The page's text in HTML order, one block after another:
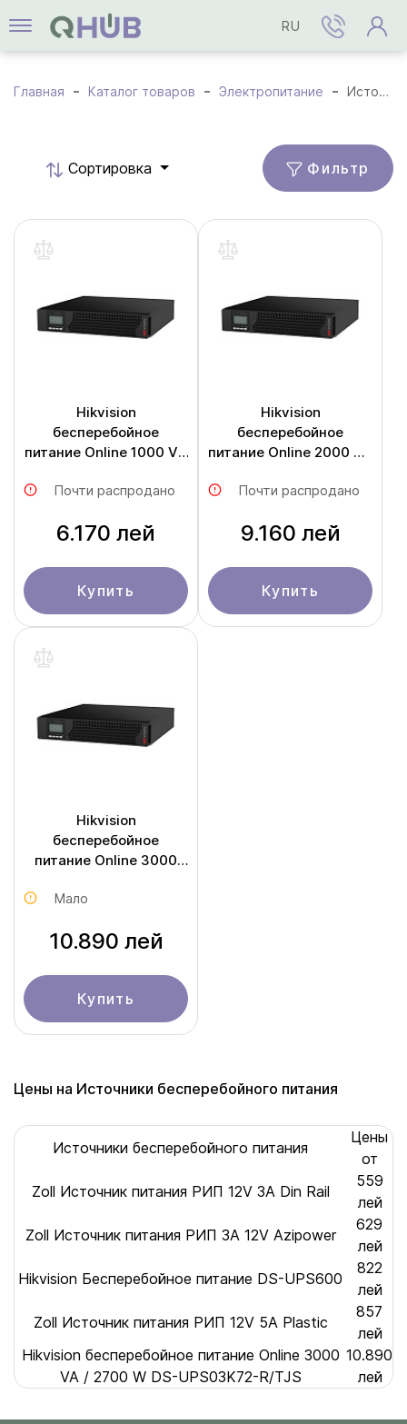
RU
Главная Каталог товаров Электропитание Источники бесперебойного питания
Cортировка Фильтр
Hikvision
бесперебойное
питание Online 1000 VA
R/TJS
Почти распродано
6.170 лей
Купить
Hikvision
бесперебойное
питание Online 2000 VA
R/TJS
Почти распродано
9.160 лей
Купить
Hikvision
бесперебойное
питание Online 3000
UPS03K72-R/TJS
Мало
10.890 лей
Купить
Цены на Источники бесперебойного питания
Источники бесперебойного питания
Цены
от
Zoll Источник питания РИП 12V 3A Din Rail
559
лей
Zoll Источник питания РИП 3А 12V Azipower
629
лей
Hikvision Бесперебойное питание DS-UPS600
822
лей
Zoll Источник питания РИП 12V 5A Plastic
857
лей
Hikvision бесперебойное питание Online 3000
VA / 2700 W DS-UPS03K72-R/TJS
10.890
лей